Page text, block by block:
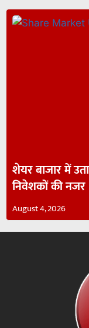
शेयर बाजार में
निवेशकों की नजर
August 4, 2026